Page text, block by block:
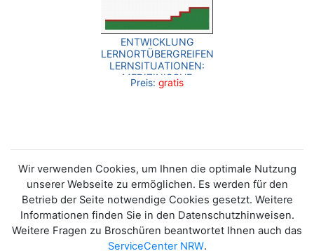
ENTWICKLUNG
LERNORTÜBERGREIFENDER
LERNSITUATIONEN:
MEDIZINISCHE
FACHANGESTELLTE
Preis: gratis
Wir verwenden Cookies, um Ihnen die optimale Nutzung
unserer Webseite zu ermöglichen. Es werden für den
Betrieb der Seite notwendige Cookies gesetzt. Weitere
Informationen finden Sie in den Datenschutzhinweisen.
Weitere Fragen zu Broschüren beantwortet Ihnen auch das
ServiceCenter NRW.